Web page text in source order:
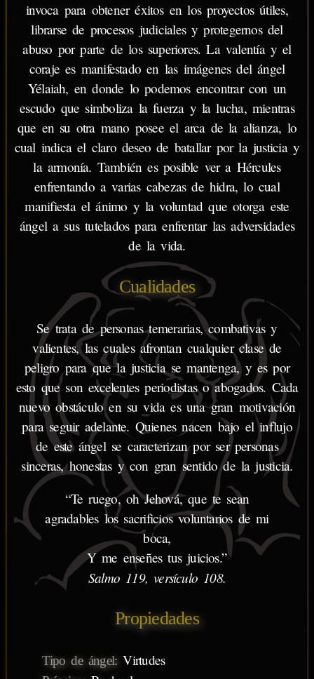
invoca para obtener éxitos en los proyectos útiles,
librarse de procesos judiciales y protegernos del
abuso por parte de los superiores. La valentía y el
coraje es manifestado en las imágenes del ángel
Yélaiah, en donde lo podemos encontrar con un
escudo que simboliza la fuerza y la lucha, mientras
que en su otra mano posee el arca de la alianza, lo
cual indica el claro deseo de batallar por la justicia y
la armonía. También es posible ver a Hércules
enfrentando a varias cabezas de hidra, lo cual
manifiesta el ánimo y la voluntad que otorga este
ángel a sus tutelados para enfrentar las adversidades
de la vida.
Cualidades
Se trata de personas temerarias, combativas y
valientes, las cuales afrontan cualquier clase de
peligro para que la justicia se mantenga, y es por
esto que son excelentes periodistas o abogados. Cada
nuevo obstáculo en su vida es una gran motivación
para seguir adelante. Quienes nacen bajo el influjo
de este ángel se caracterizan por ser personas
sinceras, honestas y con gran sentido de la justicia.
“Te ruego, oh Jehová, que te sean
agradables los sacrificios voluntarios de mi
boca,
Y me enseñes tus juicios.”
Salmo 119, versículo 108.
Propiedades
Tipo de ángel: Virtudes